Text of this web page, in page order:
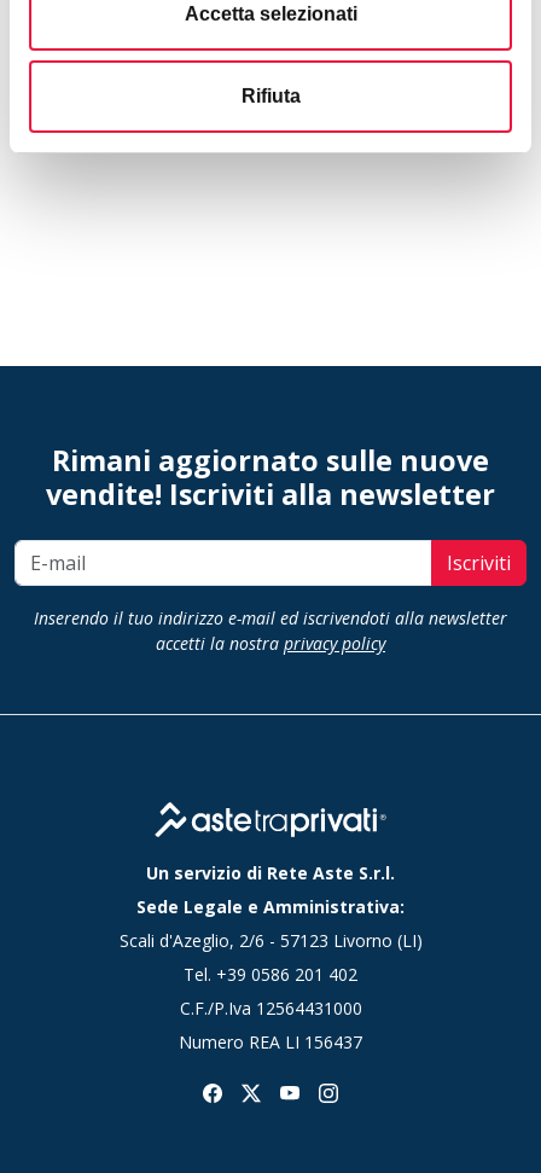
Accetta selezionati
Rifiuta
Rimani aggiornato sulle nuove
vendite! Iscriviti alla newsletter
Iscriviti
Inserendo il tuo indirizzo e-mail ed iscrivendoti alla newsletter
accetti la nostra privacy policy
Un servizio di Rete Aste S.r.l.
Sede Legale e Amministrativa:
Scali d'Azeglio, 2/6 - 57123 Livorno (LI)
Tel. +39 0586 201 402
C.F./P.Iva 12564431000
Numero REA LI 156437